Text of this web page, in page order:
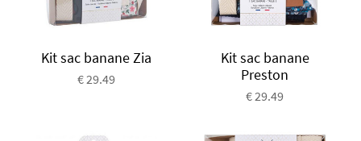
Kit sac banane Zia
€ 29.49
Kit sac banane
Preston
€ 29.49